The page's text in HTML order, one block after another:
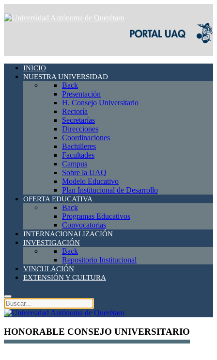
INICIO
NUESTRA UNIVERSIDAD
Back
Presentación
H. Consejo Universitario
Rectoría
Secretarías
Direcciones
Coordinaciones
Bachilleres
Facultades
Campus
Sobre la UAQ
Modelo Educativo
Plan Institucional de Desarrollo
OFERTA EDUCATIVA
Back
Programas Educativos
Convocatorias
INTERNACIONALIZACIÓN
INVESTIGACIÓN
Back
Repositorio Institucional
VINCULACIÓN
EXTENSIÓN Y CULTURA
HONORABLE CONSEJO UNIVERSITARIO